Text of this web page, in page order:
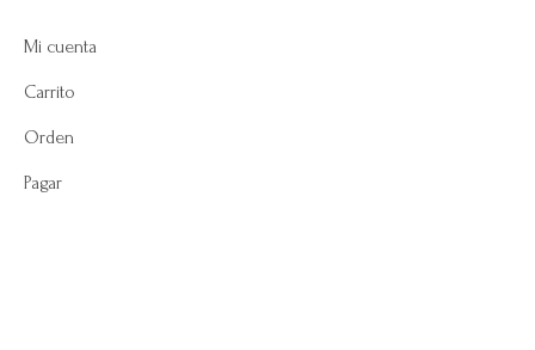
Mi cuenta
Carrito
Orden
Pagar